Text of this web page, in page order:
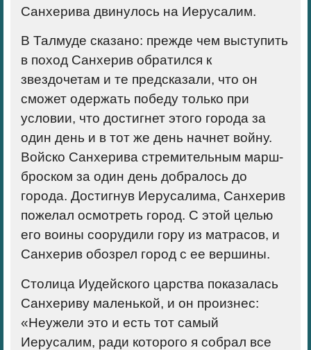
Санхерива двинулось на Иерусалим.
В Талмуде сказано: прежде чем выступить
в поход Санхерив обратился к
звездочетам и те предсказали, что он
сможет одержать победу только при
условии, что достигнет этого города за
один день и в тот же день начнет войну.
Войско Санхерива стремительным марш-
броском за один день добралось до
города. Достигнув Иерусалима, Санхерив
пожелал осмотреть город. С этой целью
его воины соорудили гору из матрасов, и
Санхерив обозрел город с ее вершины.
Столица Иудейского царства показалась
Санхериву маленькой, и он произнес:
«Неужели это и есть тот самый
Иерусалим, ради которого я собрал все